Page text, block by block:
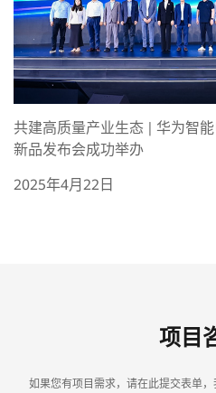
共建高质量产业生态 | 华为智
新品发布会成功举办
2025年4月22日
项目
如果您有项目需求，请在此提交表单